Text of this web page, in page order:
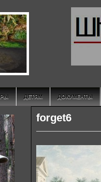
ДЕТЯМ ДОКУМЕНТЫ
forget6